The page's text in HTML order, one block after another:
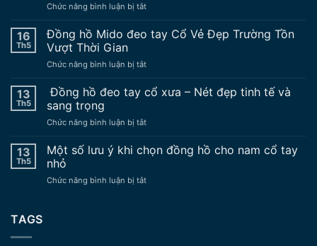
Chức năng bình luận bị tắtở
lý
nên
dụng
nâng
chế
16
Th5
Đồng hồ Mido đeo tay Cổ Vẻ Đẹp Trường Tồn
Vượt Thời Gian
Chức năng bình luận bị tắtở
hồ
Mido
tay
Vẻ
Tồn
13
Th5
Đồng hồ đeo tay cổ xưa – Nét đẹp tinh tế và
sang trọng
Chức năng bình luận bị tắtở
hồ
đeo
cổ
13
Th5
Một số lưu ý khi chọn đồng hồ cho nam cổ tay
nhỏ
Chức năng bình luận bị tắtở
TAGS